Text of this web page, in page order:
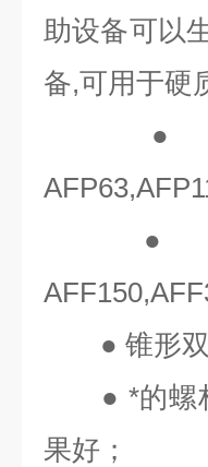
助设备可以
备,可用于硬
● 硬
● 硬
● 锥形双
● *的螺杆
果好；